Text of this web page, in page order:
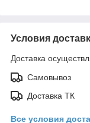
Условия
Доставка
Самовывоз
Доставка ТК
Все условия